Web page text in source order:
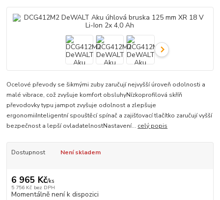
Ocelové převody se šikmými zuby zaručují nejvyšší úroveň odolnosti a
malé vibrace, což zvyšuje komfort obsluhyNízkoprofilová skříň
převodovky typu jampot zvyšuje odolnost a zlepšuje
ergonomiiInteligentní spouštěcí spínač a zajišťovací tlačítko zaručují vyšší
bezpečnost a lepší ovladatelnostNastavení... celý popis
Dostupnost Není skladem
6 965 Kč/ks
5 756 Kč bez DPH
Momentálně není k dispozici